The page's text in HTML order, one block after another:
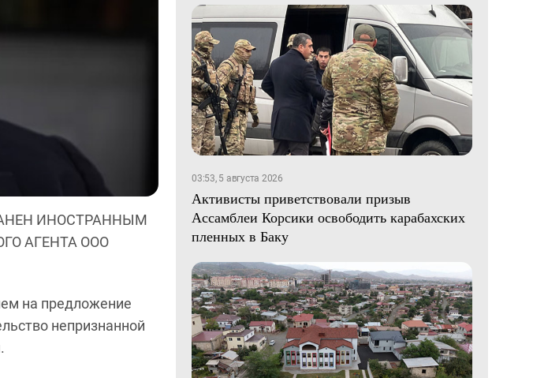
ИНОСТРАННЫМ
АГЕНТА ООО
на предложение
непризнанной
03:53, 5 августа 2026
Активисты приветствовали призыв
Ассамблеи Корсики освободить карабахских
пленных в Баку